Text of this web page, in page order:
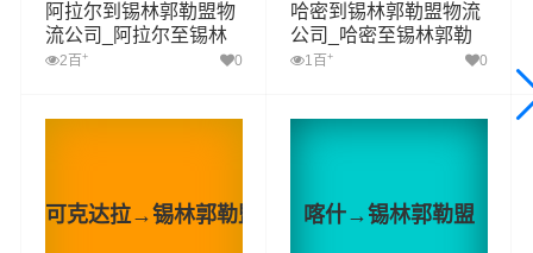
阿拉尔到锡林郭勒盟物
流公司_阿拉尔至锡林
郭勒盟物流专线
2百 + 0
哈密到锡林郭勒盟物流
公司_哈密至锡林郭勒
盟物流专线
1百 + 0
可克达拉→锡林郭勒盟 喀什→锡林郭勒盟